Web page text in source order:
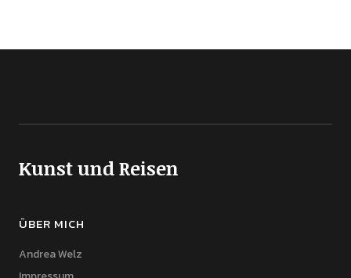
Kunst und Reisen
ÜBER MICH
Andrea Welz